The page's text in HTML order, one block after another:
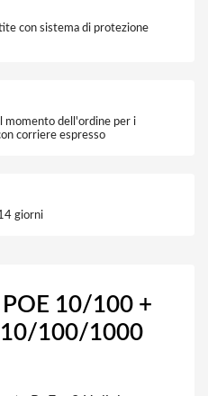
con sistema di protezione
momento dell'ordine per i
corriere espresso
giorni
10/100 +
100/1000